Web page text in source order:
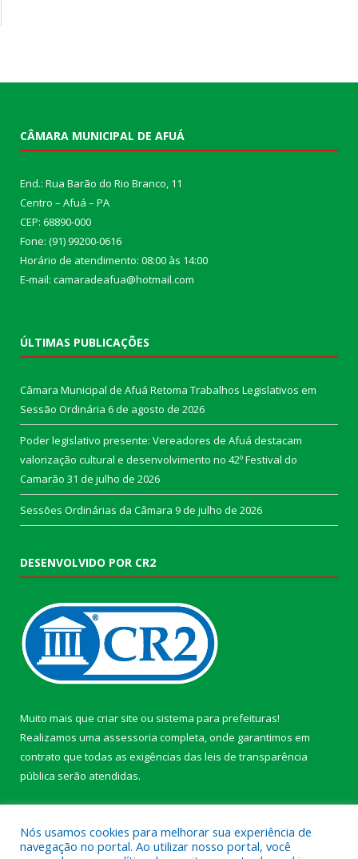
CÂMARA MUNICIPAL DE AFUÁ
End.: Rua Barão do Rio Branco, 11
Centro – Afuá – PA
CEP: 68890-000
Fone: (91) 99200-0616
Horário de atendimento: 08:00 às 14:00
E-mail: camaradeafua@hotmail.com
ÚLTIMAS PUBLICAÇÕES
Câmara Municipal de Afuá Retoma Trabalhos Legislativos em
Sessão Ordinária 6 de agosto de 2026
Poder legislativo presente: Vereadores de Afuá destacam
valorização cultural e desenvolvimento no 42º Festival do
Camarão 31 de julho de 2026
Sessões Ordinárias da Câmara 9 de julho de 2026
DESENVOLVIDO POR CR2
Muito mais que criar site ou sistema para prefeituras!
Realizamos uma assessoria completa, onde garantimos em
contrato que todas as exigências das leis de transparência
pública serão atendidas.
Nós usamos cookies para melhorar sua experiência de
navegação no portal. Ao utilizar nosso portal, você